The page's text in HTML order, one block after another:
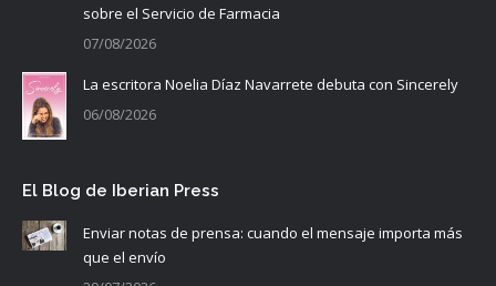
sobre el Servicio de Farmacia
07/08/2026
La escritora Noelia Díaz Navarrete debuta con Sincerely
06/08/2026
El Blog de Iberian Press
Enviar notas de prensa: cuando el mensaje importa más
que el envío